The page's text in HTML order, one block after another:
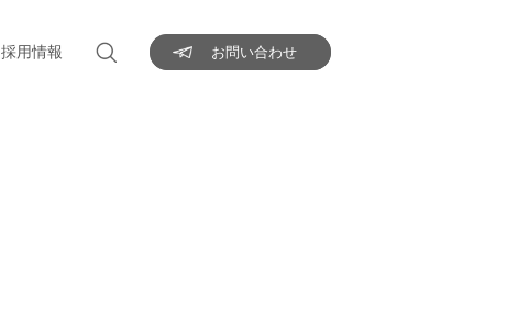
採用情報 お問い合わせ